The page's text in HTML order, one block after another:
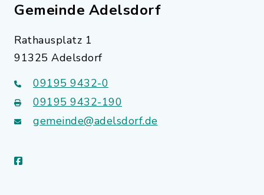
Gemeinde Adelsdorf
Rathausplatz 1
91325 Adelsdorf
09195 9432-0
09195 9432-190
gemeinde@adelsdorf.de
facebook